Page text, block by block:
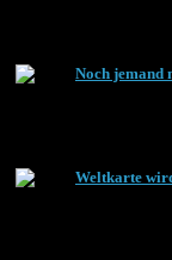
Noch jemand
Weltkarte